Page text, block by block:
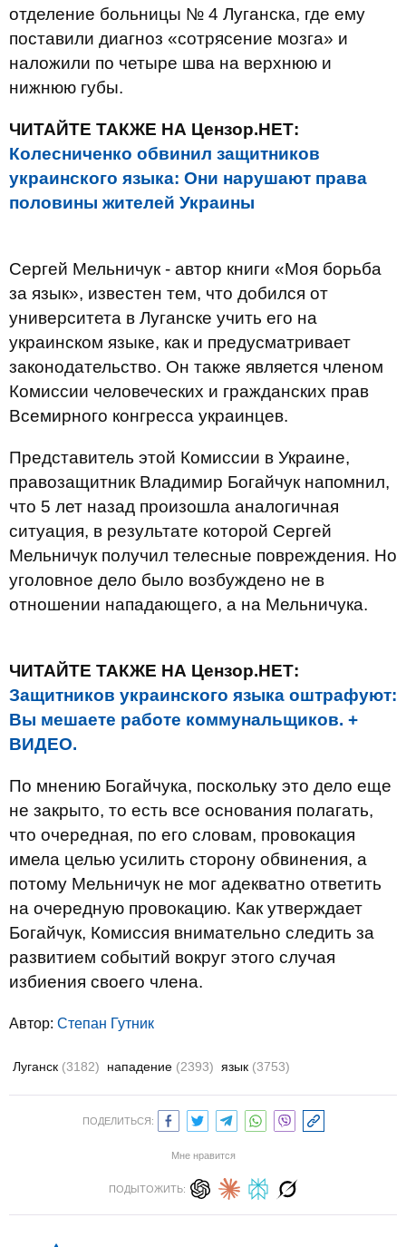
отделение больницы № 4 Луганска, где ему
поставили диагноз «сотрясение мозга» и
наложили по четыре шва на верхнюю и
нижнюю губы.
ЧИТАЙТЕ ТАКЖЕ НА Цензор.НЕТ:
Колесниченко обвинил защитников
украинского языка: Они нарушают права
половины жителей Украины
Сергей Мельничук - автор книги «Моя борьба
за язык», известен тем, что добился от
университета в Луганске учить его на
украинском языке, как и предусматривает
законодательство. Он также является членом
Комиссии человеческих и гражданских прав
Всемирного конгресса украинцев.
Представитель этой Комиссии в Украине,
правозащитник Владимир Богайчук напомнил,
что 5 лет назад произошла аналогичная
ситуация, в результате которой Сергей
Мельничук получил телесные повреждения. Но
уголовное дело было возбуждено не в
отношении нападающего, а на Мельничука.
ЧИТАЙТЕ ТАКЖЕ НА Цензор.НЕТ:
Защитников украинского языка оштрафуют:
Вы мешаете работе коммунальщиков. +
ВИДЕО.
По мнению Богайчука, поскольку это дело еще
не закрыто, то есть все основания полагать,
что очередная, по его словам, провокация
имела целью усилить сторону обвинения, а
потому Мельничук не мог адекватно ответить
на очередную провокацию. Как утверждает
Богайчук, Комиссия внимательно следить за
развитием событий вокруг этого случая
избиения своего члена.
Автор: Степан Гутник
Луганск (3182) нападение (2393) язык (3753)
ПОДЕЛИТЬСЯ:
Мне нравится
ПОДЫТОЖИТЬ: